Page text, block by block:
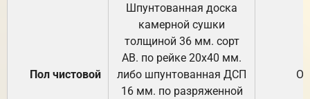
Пол чистовой
Шпунтованная доска
камерной сушки
толщиной 36 мм. сорт
АВ. по рейке 20х40 мм.
либо шпунтованная ДСП
16 мм. по разряженной